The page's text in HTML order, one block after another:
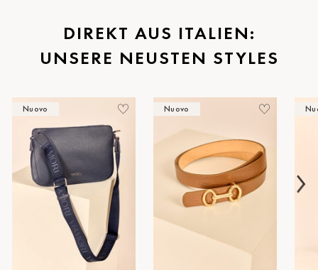
St.Pölten
Staufen
Timmendorf
Tulln
Tuttlingen
Wien Hietzing (13.Bez.)
DIREKT AUS ITALIEN:
UNSERE NEUSTEN STYLES
Nuovo Nuovo